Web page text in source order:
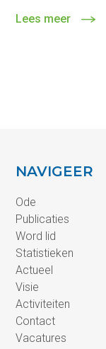
Lees meer
NAVIGEER
Ode
Publicaties
Word lid
Statistieken
Actueel
Visie
Activiteiten
Contact
Vacatures